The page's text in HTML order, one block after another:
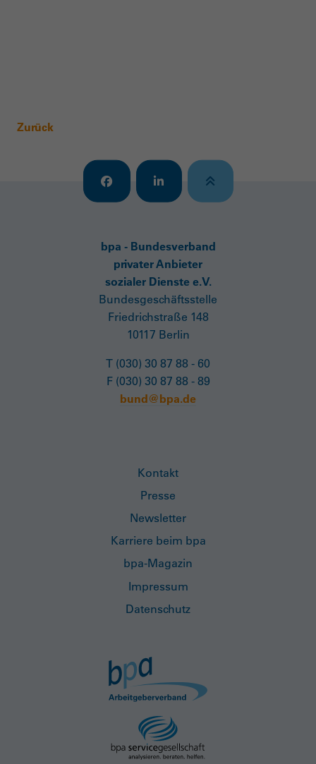
Zurück
bpa - Bundesverband
privater Anbieter
sozialer Dienste e.V.
Bundesgeschäftsstelle
Friedrichstraße 148
10117 Berlin
T (030) 30 87 88 - 60
F (030) 30 87 88 - 89
bund@bpa.de
Kontakt
Presse
Newsletter
Karriere beim bpa
bpa-Magazin
Impressum
Datenschutz